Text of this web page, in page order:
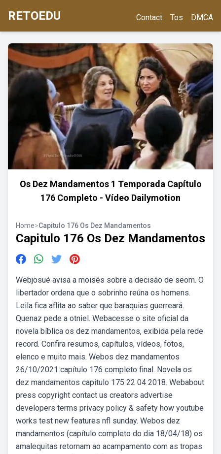
RETOEDU Contact Tos DMCA
Os Dez Mandamentos 1 Temporada Capítulo
176 Completo - Vídeo Dailymotion
Home>Capitulo 176 Os Dez Mandamentos
Capitulo 176 Os Dez Mandamentos
Webjosué avisa a moisés sobre a decisão de seom. O
libertador ordena que o sobrinho reúna os homens.
Leila fica aflita ao saber que baraquias guerreará.
Quenaz pede a otniel. Webacesse o site oficial da
novela bíblica os dez mandamentos, exibida pela rede
record. Confira resumos, capítulos, vídeos, fotos,
elenco e muito mais. Webos dez mandamentos
26/10/2021 capítulo 176 completo final. Novela os
dez mandamentos capitulo 175 22 04 2018. Webabout
press copyright contact us creators advertise
developers terms privacy policy & safety how youtube
works test new features nfl sunday. Webos dez
mandamentos (capítulo completo do dia 18/04/18) os
amalequitas retornam ao acampamento com as tropas